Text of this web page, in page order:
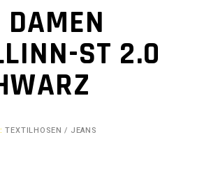
ST 2.0
TEXTILHOSEN / JEANS